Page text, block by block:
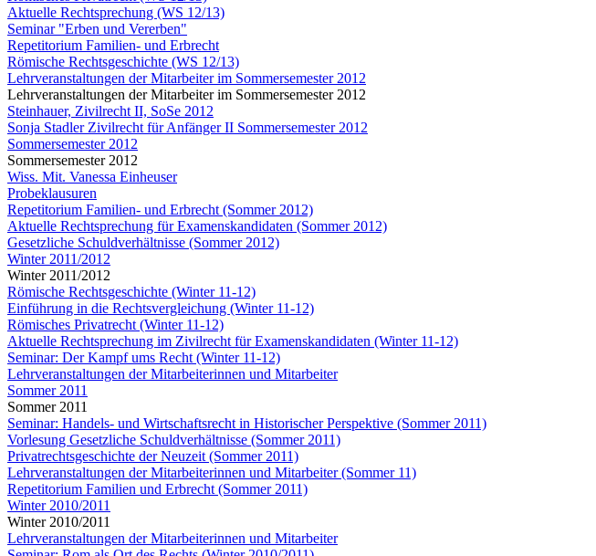
Aktuelle Rechtsprechung (WS 12/13)
Seminar "Erben und Vererben"
Repetitorium Familien- und Erbrecht
Römische Rechtsgeschichte (WS 12/13)
Lehrveranstaltungen der Mitarbeiter im Sommersemester 2012
Lehrveranstaltungen der Mitarbeiter im Sommersemester 2012
Steinhauer, Zivilrecht II, SoSe 2012
Sonja Stadler Zivilrecht für Anfänger II Sommersemester 2012
Sommersemester 2012
Sommersemester 2012
Wiss. Mit. Vanessa Einheuser
Probeklausuren
Repetitorium Familien- und Erbrecht (Sommer 2012)
Aktuelle Rechtsprechung für Examenskandidaten (Sommer 2012)
Gesetzliche Schuldverhältnisse (Sommer 2012)
Winter 2011/2012
Winter 2011/2012
Römische Rechtsgeschichte (Winter 11-12)
Einführung in die Rechtsvergleichung (Winter 11-12)
Römisches Privatrecht (Winter 11-12)
Aktuelle Rechtsprechung im Zivilrecht für Examenskandidaten (Winter 11-12)
Seminar: Der Kampf ums Recht (Winter 11-12)
Lehrveranstaltungen der Mitarbeiterinnen und Mitarbeiter
Sommer 2011
Sommer 2011
Seminar: Handels- und Wirtschaftsrecht in Historischer Perspektive (Sommer 2011)
Vorlesung Gesetzliche Schuldverhältnisse (Sommer 2011)
Privatrechtsgeschichte der Neuzeit (Sommer 2011)
Lehrveranstaltungen der Mitarbeiterinnen und Mitarbeiter (Sommer 11)
Repetitorium Familien und Erbrecht (Sommer 2011)
Winter 2010/2011
Winter 2010/2011
Lehrveranstaltungen der Mitarbeiterinnen und Mitarbeiter